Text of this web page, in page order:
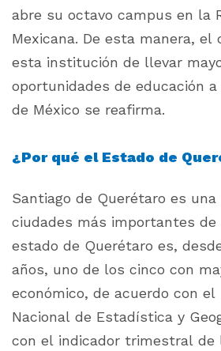
abre su octavo campus en la
Mexicana. De esta manera, el
esta institución de llevar
oportunidades de educación
de México se reafirma.
¿Por qué el Estado de
Santiago de Querétaro es una
ciudades más importantes de
estado de Querétaro es,
años, uno de los cinco con
económico, de acuerdo con
Nacional de Estadística y
con el indicador trimestral de